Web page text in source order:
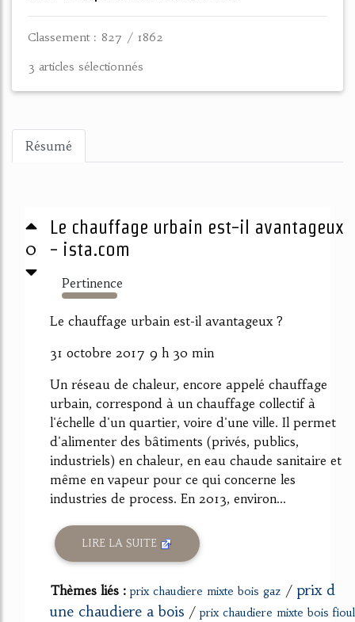
Classement : 827 / 1862
3 articles sélectionnés
Résumé
0
Le chauffage urbain est-il avantageux
- ista.com
Pertinence
1422%
Le chauffage urbain est-il avantageux ?
31 octobre 2017 9 h 30 min
Un réseau de chaleur, encore appelé chauffage
urbain, correspond à un chauffage collectif à
l'échelle d'un quartier, voire d'une ville. Il permet
d'alimenter des bâtiments (privés, publics,
industriels) en chaleur, en eau chaude sanitaire et
même en vapeur pour ce qui concerne les
industries de process. En 2013, environ...
LIRE LA SUITE
Thèmes liés : prix chaudiere mixte bois gaz / prix d
une chaudiere a bois / prix chaudiere mixte bois fioul